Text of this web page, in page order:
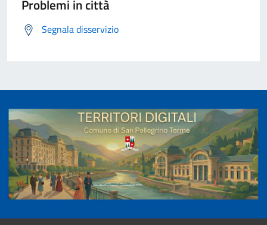
Problemi in città
Segnala disservizio